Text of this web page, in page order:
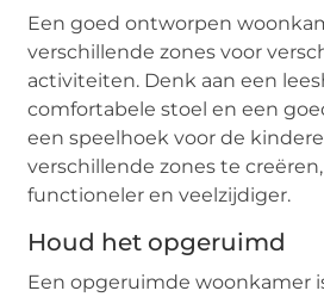
Een goed ontworpen
verschillende zones voor
activiteiten. Denk aan een
comfortabele stoel en een
een speelhoek voor de
verschillende zones te
functioneler en veelzijdiger.
Houd het opgeruimd
Een opgeruimde woonkamer